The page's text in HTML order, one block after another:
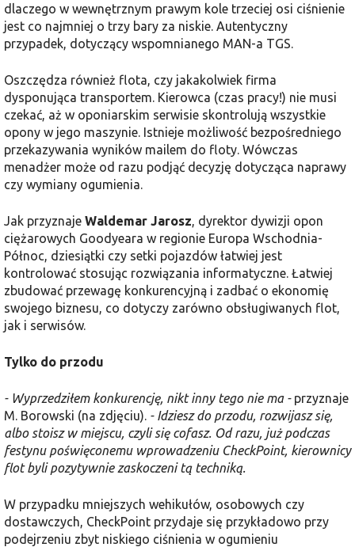
dlaczego w wewnętrznym prawym kole trzeciej osi ciśnienie
jest co najmniej o trzy bary za niskie. Autentyczny
przypadek, dotyczący wspomnianego MAN-a TGS.
Oszczędza również flota, czy jakakolwiek firma
dysponująca transportem. Kierowca (czas pracy!) nie musi
czekać, aż w oponiarskim serwisie skontrolują wszystkie
opony w jego maszynie. Istnieje możliwość bezpośredniego
przekazywania wyników mailem do floty. Wówczas
menadżer może od razu podjąć decyzję dotycząca naprawy
czy wymiany ogumienia.
Jak przyznaje Waldemar Jarosz, dyrektor dywizji opon
ciężarowych Goodyeara w regionie Europa Wschodnia-
Północ, dziesiątki czy setki pojazdów łatwiej jest
kontrolować stosując rozwiązania informatyczne. Łatwiej
zbudować przewagę konkurencyjną i zadbać o ekonomię
swojego biznesu, co dotyczy zarówno obsługiwanych flot,
jak i serwisów.
Tylko do przodu
- Wyprzedziłem konkurencję, nikt inny tego nie ma - przyznaje
M. Borowski (na zdjęciu). - Idziesz do przodu, rozwijasz się,
albo stoisz w miejscu, czyli się cofasz. Od razu, już podczas
festynu poświęconemu wprowadzeniu CheckPoint, kierownicy
flot byli pozytywnie zaskoczeni tą techniką.
W przypadku mniejszych wehikułów, osobowych czy
dostawczych, CheckPoint przydaje się przykładowo przy
podejrzeniu zbyt niskiego ciśnienia w ogumieniu